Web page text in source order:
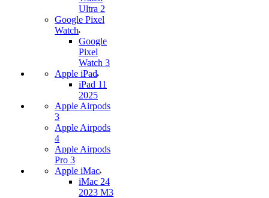
Ultra 2
Google Pixel
Watch
Google
Pixel
Watch 3
Apple iPad
iPad 11
2025
Apple Airpods
3
Apple Airpods
4
Apple Airpods
Pro 3
Apple iMac
iMac 24
2023 M3